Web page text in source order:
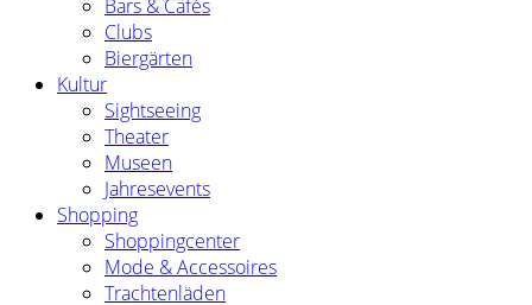
Bars & Cafés
Clubs
Biergärten
Kultur
Sightseeing
Theater
Museen
Jahresevents
Shopping
Shoppingcenter
Mode & Accessoires
Trachtenläden